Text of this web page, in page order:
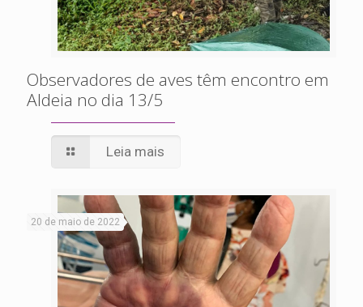
Observadores de aves têm encontro em
Aldeia no dia 13/5
Leia mais
20 de maio de 2022